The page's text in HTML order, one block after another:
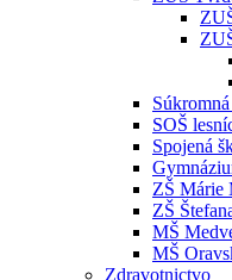
SOŠ
Spojená
ZŠ Márie
ZŠ
MŠ
MŠ
Zdravotnictvo